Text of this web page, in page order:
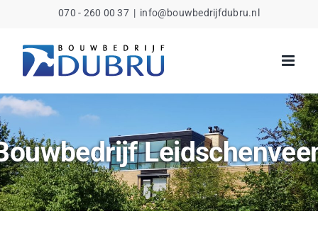
inhoud
070 - 260 00 37 | info@bouwbedrijfdubru.nl